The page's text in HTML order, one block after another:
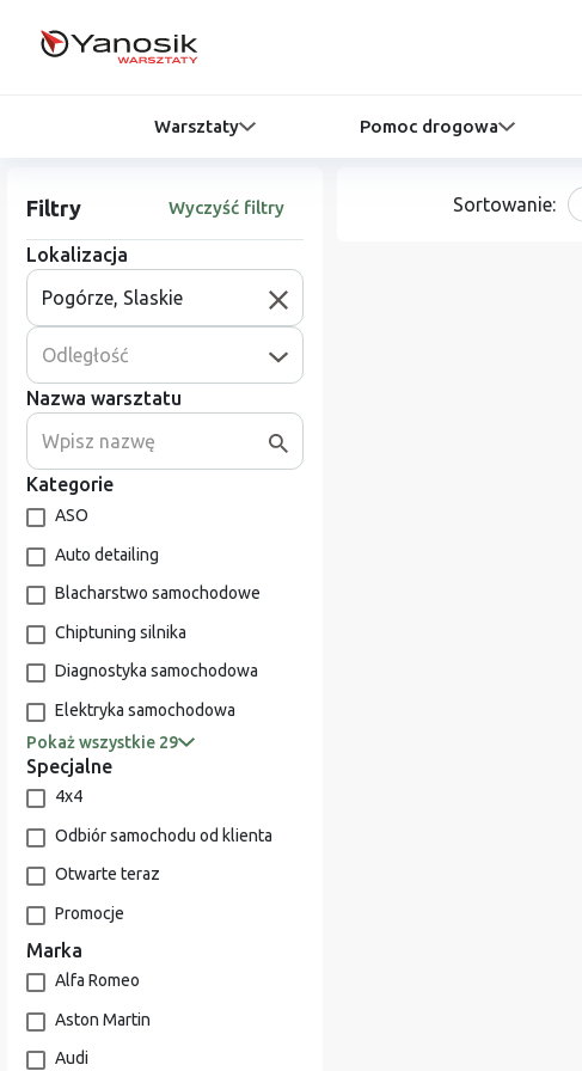
Warsztaty Pomoc drogowa
Filtry Wyczyść filtry
Lokalizacja
Odległość
Nazwa warsztatu
Kategorie
ASO
Auto detailing
Blacharstwo samochodowe
Chiptuning silnika
Diagnostyka samochodowa
Elektryka samochodowa
Pokaż wszystkie 29
Specjalne
4x4
Odbiór samochodu od klienta
Otwarte teraz
Promocje
Marka
Alfa Romeo
Aston Martin
Audi
Sortowanie: